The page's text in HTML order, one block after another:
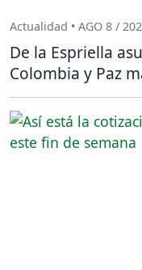
Actualidad • AGO 8 /
De la Espriella
Colombia y Paz